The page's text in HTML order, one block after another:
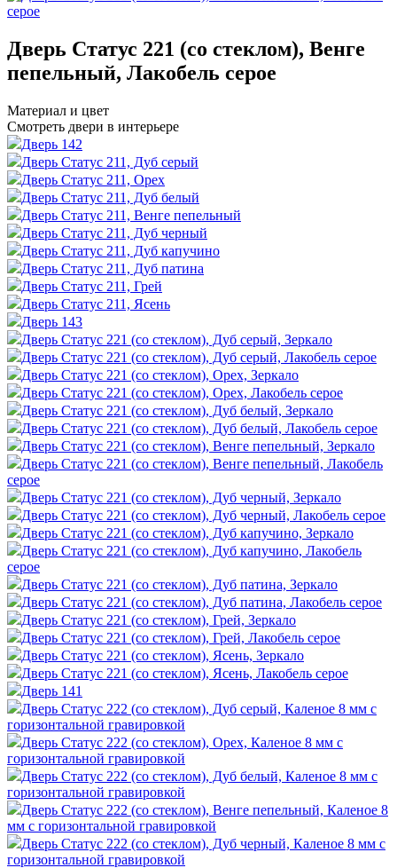
Дверь Статус 221 (со стеклом), Венге
пепельный, Лакобель серое
Материал и цвет
Смотреть двери в интерьере
Дверь 142
Дверь Статус 211, Дуб серый
Дверь Статус 211, Орех
Дверь Статус 211, Дуб белый
Дверь Статус 211, Венге пепельный
Дверь Статус 211, Дуб черный
Дверь Статус 211, Дуб капучино
Дверь Статус 211, Дуб патина
Дверь Статус 211, Грей
Дверь Статус 211, Ясень
Дверь 143
Дверь Статус 221 (со стеклом), Дуб серый, Зеркало
Дверь Статус 221 (со стеклом), Дуб серый, Лакобель серое
Дверь Статус 221 (со стеклом), Орех, Зеркало
Дверь Статус 221 (со стеклом), Орех, Лакобель серое
Дверь Статус 221 (со стеклом), Дуб белый, Зеркало
Дверь Статус 221 (со стеклом), Дуб белый, Лакобель серое
Дверь Статус 221 (со стеклом), Венге пепельный, Зеркало
Дверь Статус 221 (со стеклом), Венге пепельный, Лакобель
серое
Дверь Статус 221 (со стеклом), Дуб черный, Зеркало
Дверь Статус 221 (со стеклом), Дуб черный, Лакобель серое
Дверь Статус 221 (со стеклом), Дуб капучино, Зеркало
Дверь Статус 221 (со стеклом), Дуб капучино, Лакобель
серое
Дверь Статус 221 (со стеклом), Дуб патина, Зеркало
Дверь Статус 221 (со стеклом), Дуб патина, Лакобель серое
Дверь Статус 221 (со стеклом), Грей, Зеркало
Дверь Статус 221 (со стеклом), Грей, Лакобель серое
Дверь Статус 221 (со стеклом), Ясень, Зеркало
Дверь Статус 221 (со стеклом), Ясень, Лакобель серое
Дверь 141
Дверь Статус 222 (со стеклом), Дуб серый, Каленое 8 мм с
горизонтальной гравировкой
Дверь Статус 222 (со стеклом), Орех, Каленое 8 мм с
горизонтальной гравировкой
Дверь Статус 222 (со стеклом), Дуб белый, Каленое 8 мм с
горизонтальной гравировкой
Дверь Статус 222 (со стеклом), Венге пепельный, Каленое 8
мм с горизонтальной гравировкой
Дверь Статус 222 (со стеклом), Дуб черный, Каленое 8 мм с
горизонтальной гравировкой